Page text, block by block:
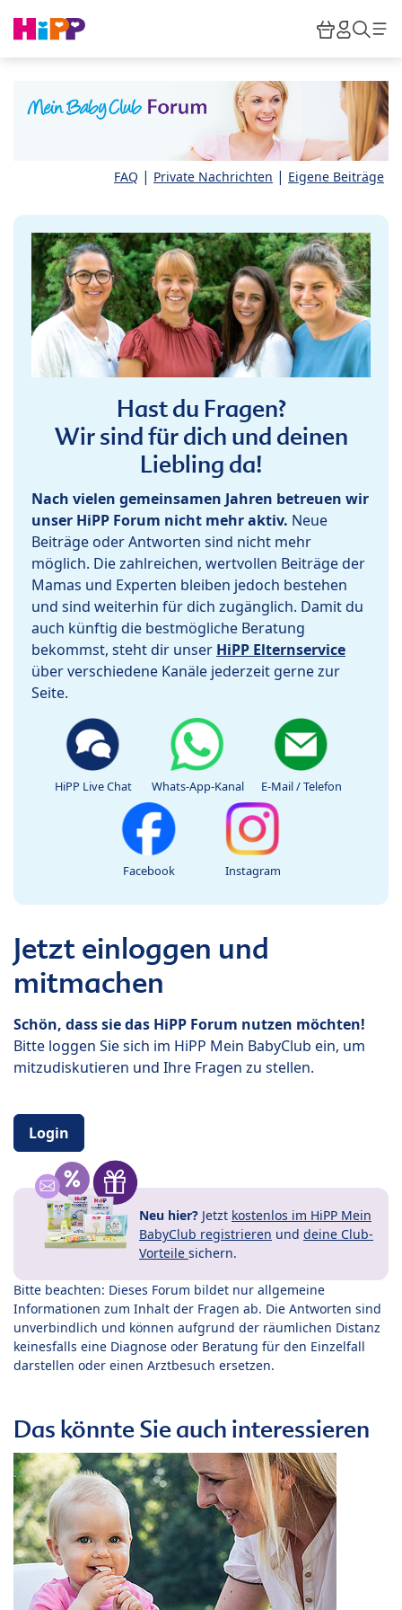
HiPP
FAQ | Private Nachrichten | Eigene Beiträge
Hast du Fragen?
Wir sind für dich und deinen
Liebling da!
Nach vielen gemeinsamen Jahren betreuen wir
unser HiPP Forum nicht mehr aktiv. Neue
Beiträge oder Antworten sind nicht mehr
möglich. Die zahlreichen, wertvollen Beiträge der
Mamas und Experten bleiben jedoch bestehen
und sind weiterhin für dich zugänglich. Damit du
auch künftig die bestmögliche Beratung
bekommst, steht dir unser HiPP Elternservice
über verschiedene Kanäle jederzeit gerne zur
Seite.
HiPP Live Chat Whats-App-Kanal E-Mail / Telefon
Facebook Instagram
Jetzt einloggen und
mitmachen
Schön, dass sie das HiPP Forum nutzen möchten!
Bitte loggen Sie sich im HiPP Mein BabyClub ein, um
mitzudiskutieren und Ihre Fragen zu stellen.
Login
Neu hier? Jetzt kostenlos im HiPP Mein
BabyClub registrieren und deine Club-
Vorteile sichern.
Bitte beachten: Dieses Forum bildet nur allgemeine
Informationen zum Inhalt der Fragen ab. Die Antworten sind
unverbindlich und können aufgrund der räumlichen Distanz
keinesfalls eine Diagnose oder Beratung für den Einzelfall
darstellen oder einen Arztbesuch ersetzen.
Das könnte Sie auch interessieren